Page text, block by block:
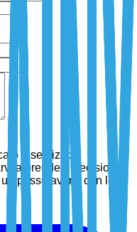
e servizi di
a prendere decisioni
passo avanti con le